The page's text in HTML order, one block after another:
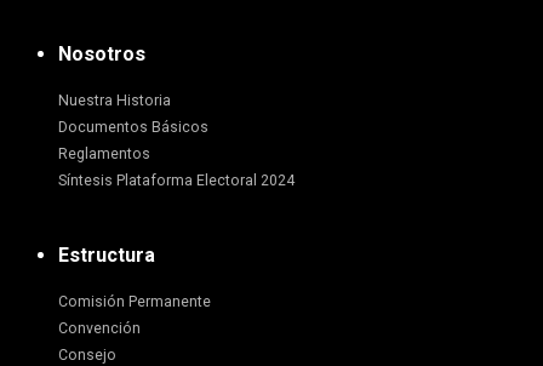
Nosotros
Nuestra Historia
Documentos Básicos
Reglamentos
Síntesis Plataforma Electoral 2024
Estructura
Comisión Permanente
Convención
Consejo